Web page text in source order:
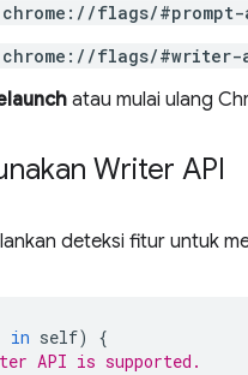
chrome://flags/
chrome://flags/#writer-
atau mulai ulang
Writer API
deteksi fitur untuk
in self)
{
API is supported.